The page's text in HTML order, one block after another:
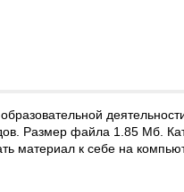
Размер файла 1.85 Мб.
материал к себе на